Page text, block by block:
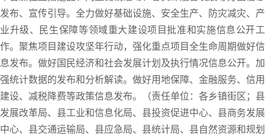
发布、宣传引导。全力做好基础设施、安全生产、防灾减灾、产
业升级、民生保障等领域重大建设项目批准和实施信息公开工
作。聚焦项目建设攻坚年行动，强化重点项目全生命周期做好信
息发布。做好国民经济和社会发展计划及执行情况信息公开。加
强统计数据的发布和分析解读。做好用地保障、金融服务、信用
建设、减税降费等政策信息发布。（责任单位：各乡镇街区；县
发展改革局、县工业和信息化局、县投资促进中心、县商务发展
中心、县交通运输局、县应急局、县统计局、县自然资源和规划